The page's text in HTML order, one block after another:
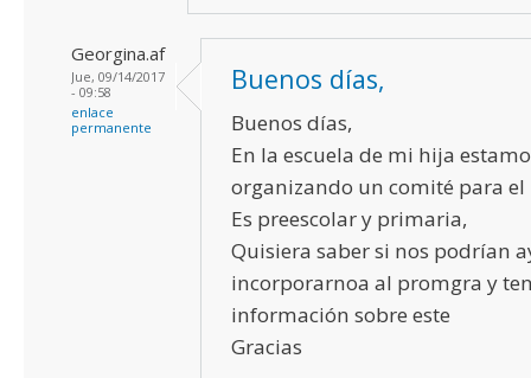
Georgina.af
Jue, 09/14/2017
- 09:58
enlace
permanente
Buenos días,
Buenos días,
En la escuela de mi hija
organizando un comité para el
Es preescolar y primaria,
Quisiera saber si nos podrían
incorporarnoa al promgra y
información sobre este
Gracias